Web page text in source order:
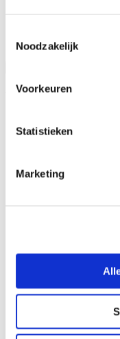
Noodzakelijk
Voorkeuren
Statistieken
Marketing
Vraag